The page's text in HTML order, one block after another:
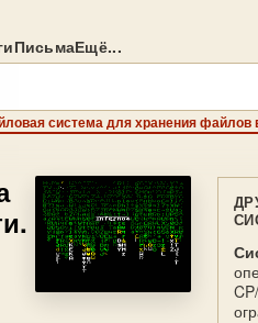
ПисьмаЕщё...
система для хранения файлов